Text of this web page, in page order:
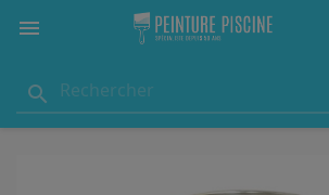

